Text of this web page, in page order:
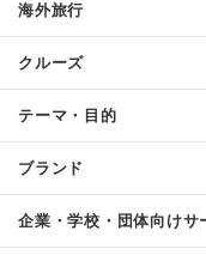
海外旅行
クルーズ
テーマ・目的
ブランド
企業・学校・団体向けサ